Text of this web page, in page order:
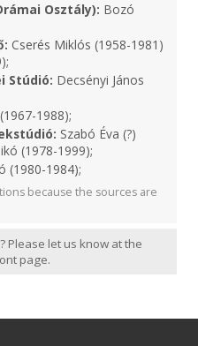
Osztály): Bozó
Cserés Miklós (1958-1981)
Stúdió: Decsényi János
1988);
Szabó Éva (?)
(1978-1999);
(1980-1984);
because the sources are
Please let us know at the
page.